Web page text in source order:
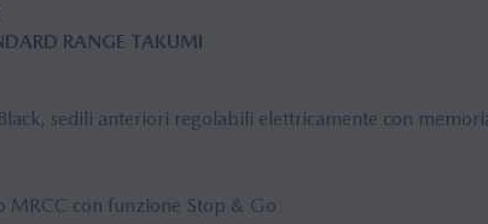
RANGE TAKUMI
sedili anteriori regolabili elettricamente con
MRCC con funzione Stop & Go